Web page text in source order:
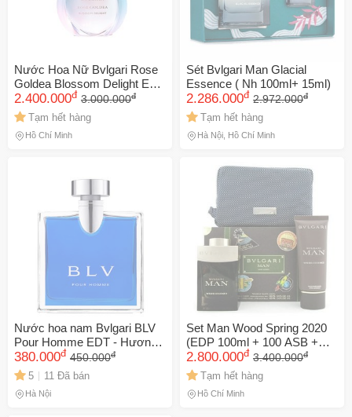
Nước Hoa Nữ Bvlgari Rose
Goldea Blossom Delight EDP
50ml
2.400.000đ 3.000.000đ
Tạm hết hàng
Hồ Chí Minh
Sét Bvlgari Man Glacial
Essence ( Nh 100ml+ 15ml)
2.286.000đ 2.972.000đ
Tạm hết hàng
Hà Nội, Hồ Chí Minh
Nước hoa nam Bvlgari BLV
Pour Homme EDT - Hương
gỗ đàng hương quyến rũ,
sang trọng và nam tính cho
phái mạnh
380.000đ 450.000đ
5 11 Đã bán
Hà Nội
Set Man Wood Spring 2020
(EDP 100ml + 100 ASB +
Pouch)
2.800.000đ 3.400.000đ
Tạm hết hàng
Hồ Chí Minh
🎁 Đừng Bỏ Lỡ! 🎁
Mã Giảm Giá Dành Riêng Cho Bạn
Giảm ngay cho bất kỳ đơn hàng nào.